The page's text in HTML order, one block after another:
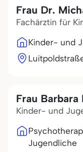
Frau Dr.
Fachärztin für
Kinder- und
Frau Barbara
Kinder- und
Jugendliche